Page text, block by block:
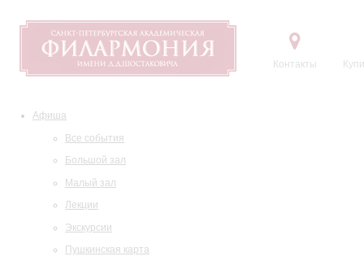
Контакты
Афиша
Все события
Большой зал
Малый зал
Лекции
Экскурсии
Пушкинская карта